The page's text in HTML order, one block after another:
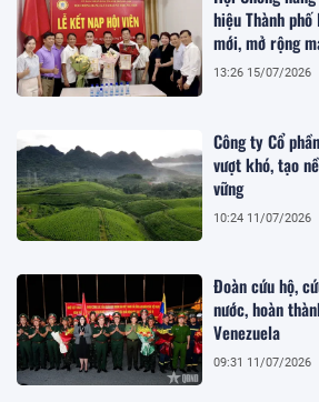
hiệu Thành
mới, mở rộng
doanh nghiệp
13:26 15/07/2026
Công ty Cổ
vượt khó, tạo
vững
10:24 11/07/2026
Đoàn cứu hộ,
nước, hoàn
Venezuela
09:31 11/07/2026